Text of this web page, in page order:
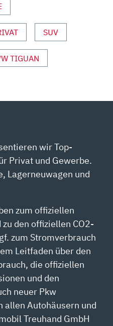
SUV
TIGUAN
wir Top-
Privat und Gewerbe.
Lagerneuwagen und
zum offiziellen
den offiziellen CO2-
zum Stromverbrauch
Leitfaden über den
die offiziellen
und den
neuer Pkw
allen Autohäusern und
Treuhand GmbH